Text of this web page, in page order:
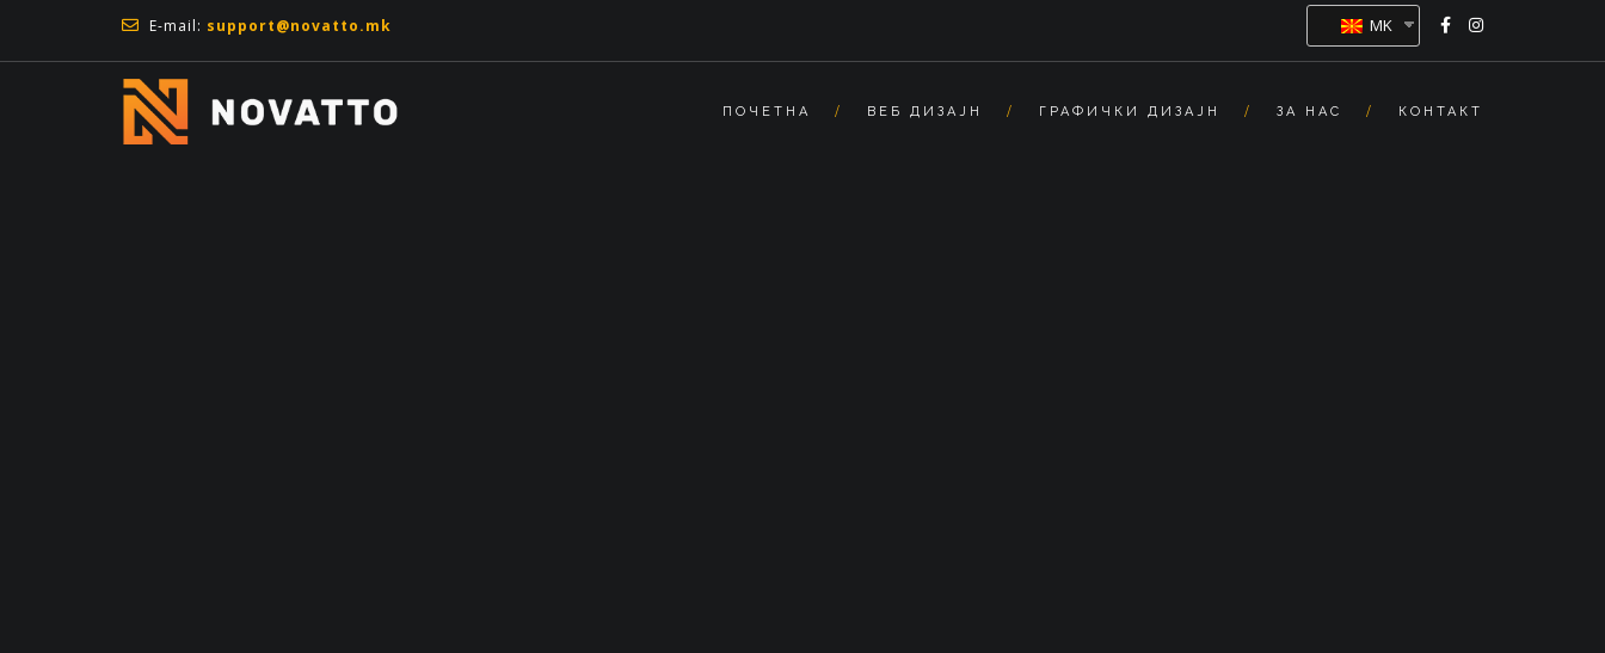
E-mail: support@novatto.mk MK
ПОЧЕТНА ВЕБ ДИЗАЈН ГРАФИЧКИ ДИЗАЈН ЗА НАС КОНТАКТ
Изработка на веб сајтови